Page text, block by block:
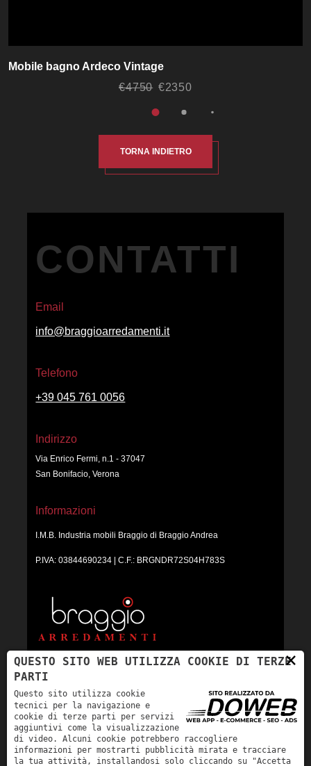
Mobile bagno Ardeco Vintage
€4750 €2350
TORNA INDIETRO
CONTATTI
Email
info@braggioarredamenti.it
Telefono
+39 045 761 0056
Indirizzo
Via Enrico Fermi, n.1 - 37047
San Bonifacio, Verona
Informazioni
I.M.B. Industria mobili Braggio di Braggio Andrea
P.IVA: 03844690234 | C.F.: BRGNDR72S04H783S
ORARI:
Lunedì: Chiuso
Mar - Ven: 9:00-12:30; 15:00-19:30
Sabato: 9:00-12:30; 15:00-19:00
×
QUESTO SITO WEB UTILIZZA COOKIE DI TERZE
PARTI
Questo sito utilizza cookie
tecnici per la navigazione e
cookie di terze parti per servizi
aggiuntivi come la visualizzazione
di video. Alcuni cookie potrebbero raccogliere
informazioni per mostrarti pubblicità mirata e tracciare
la tua attività, installandosi solo cliccando su "Accetta